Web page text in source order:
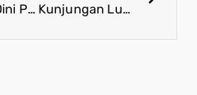
Tanggap Dini Pemerintah Kendalikan Titik Panas Guna Cegah Karhutla Kunjungan Luar Negeri Presiden Prabowo Hasilkan Kerja Sama Strategis dengan Singapura